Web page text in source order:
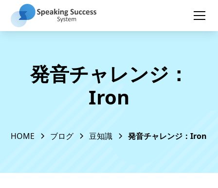
発音チャレンジ：
Iron
HOME ブログ 豆知識 発音チャレンジ：Iron